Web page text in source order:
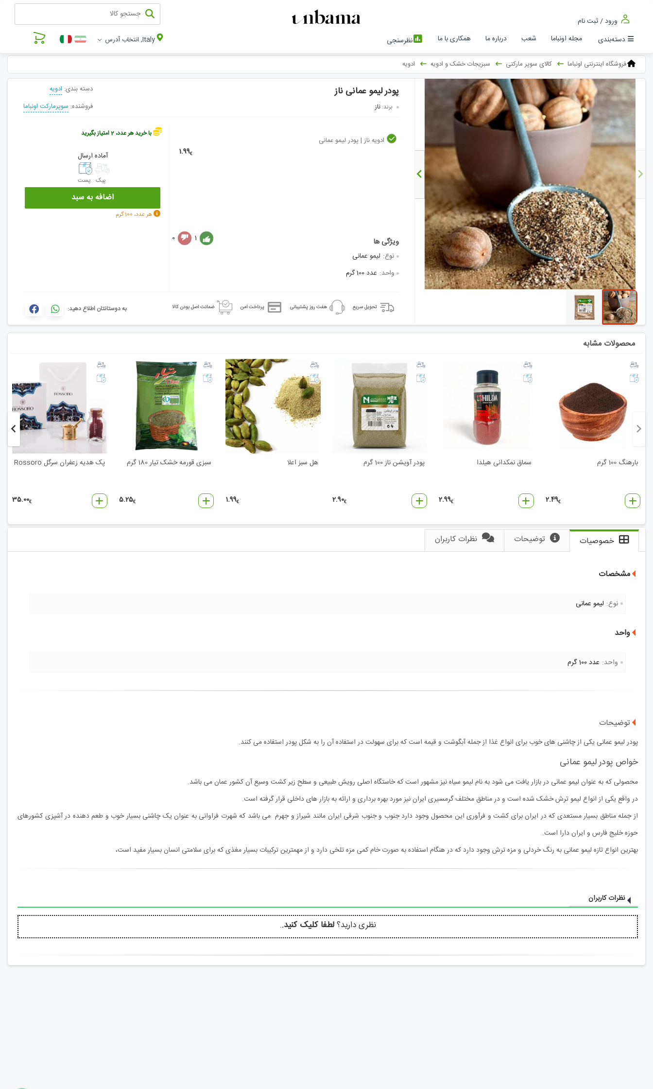
ورود / ثبت نام
دسته‌بندی
مجله اونباما شعب درباره ما همکاری با ما نظرسنجی Italy, انتخاب آدرس
فروشگاه اینترنتی اونباما کالای سوپر مارکتی سبزیجات خشک و ادویه ادویه
پودر لیمو عمانی ناز
برند:ناز
دسته بندی: ادویه
فروشنده: سوپرمارکت اونباما
ادویه ناز | پودر لیمو عمانی
1.99€
نوع: لیمو عمانی
واحد: عدد 100 گرم
1
0
با خرید هر عدد، 2 امتیاز بگیرید
آماده ارسال
پیک پست
اضافه به سبد
هر عدد، 100 گرم
تحویل سریع هفت روز پشتیبانی پرداخت امن ضمانت اصل بودن کالا به دوستانتان اطلاع دهید:
محصولات مشابه
بارهنگ 100 گرم
2.49€
سماق نمکدانی هیلدا
2.99€
پودر آویشن ناز 100 گرم
2.90€
هل سبز اعلا
1.99€
سبزی قورمه خشک تیار 180 گرم
5.25€
پک هدیه زعفران سرگل Rossoro
35.00€
خصوصیات توضیحات نظرات کاربران
مشخصات
نوع: لیمو عمانی
واحد
واحد: عدد 100 گرم
توضیحات
پودر لیمو عمانی یکی از چاشنی های خوب برای انواع غذا از جمله آبگوشت و قیمه است که برای سهولت در استفاده آن را به شکل پودر استفاده می کنند.
خواص پودر لیمو عمانی
محصولی که به عنوان لیمو عمانی در بازار یافت می شود به نام لیمو سیاه نیز مشهور است که خاستگاه اصلی رویش طبیعی و سطح زیر کشت وسیع آن کشور عمان می باشد.
در واقع یکی از انواع لیمو ترش خشک شده است و در مناطق مختلف گرمسیری ایران نیز مورد بهره برداری و ارائه به بازار های داخلی قرار گرفته است.
از جمله مناطق بسیار مستعدی که در ایران برای کشت و فرآوری این محصول وجود دارد جنوب و جنوب شرقی ایران مانند شیراز و جهرم می باشد که شهرت فراوانی به عنوان یک چاشنی بسیار خوب و طعم دهنده در آشپزی کشورهای
حوزه خلیج فارس و ایران دارا است.
بهترین انواع تازه لیمو عمانی به رنگ خردلی و مزه ترش وجود دارد که در هنگام استفاده به صورت خام کمی مزه تلخی دارد و از مهمترین ترکیبات بسیار مغذی که برای سلامتی انسان بسیار مفید است،
نظرات کاربران
نظری دارید؟لطفا کلیک کنید..